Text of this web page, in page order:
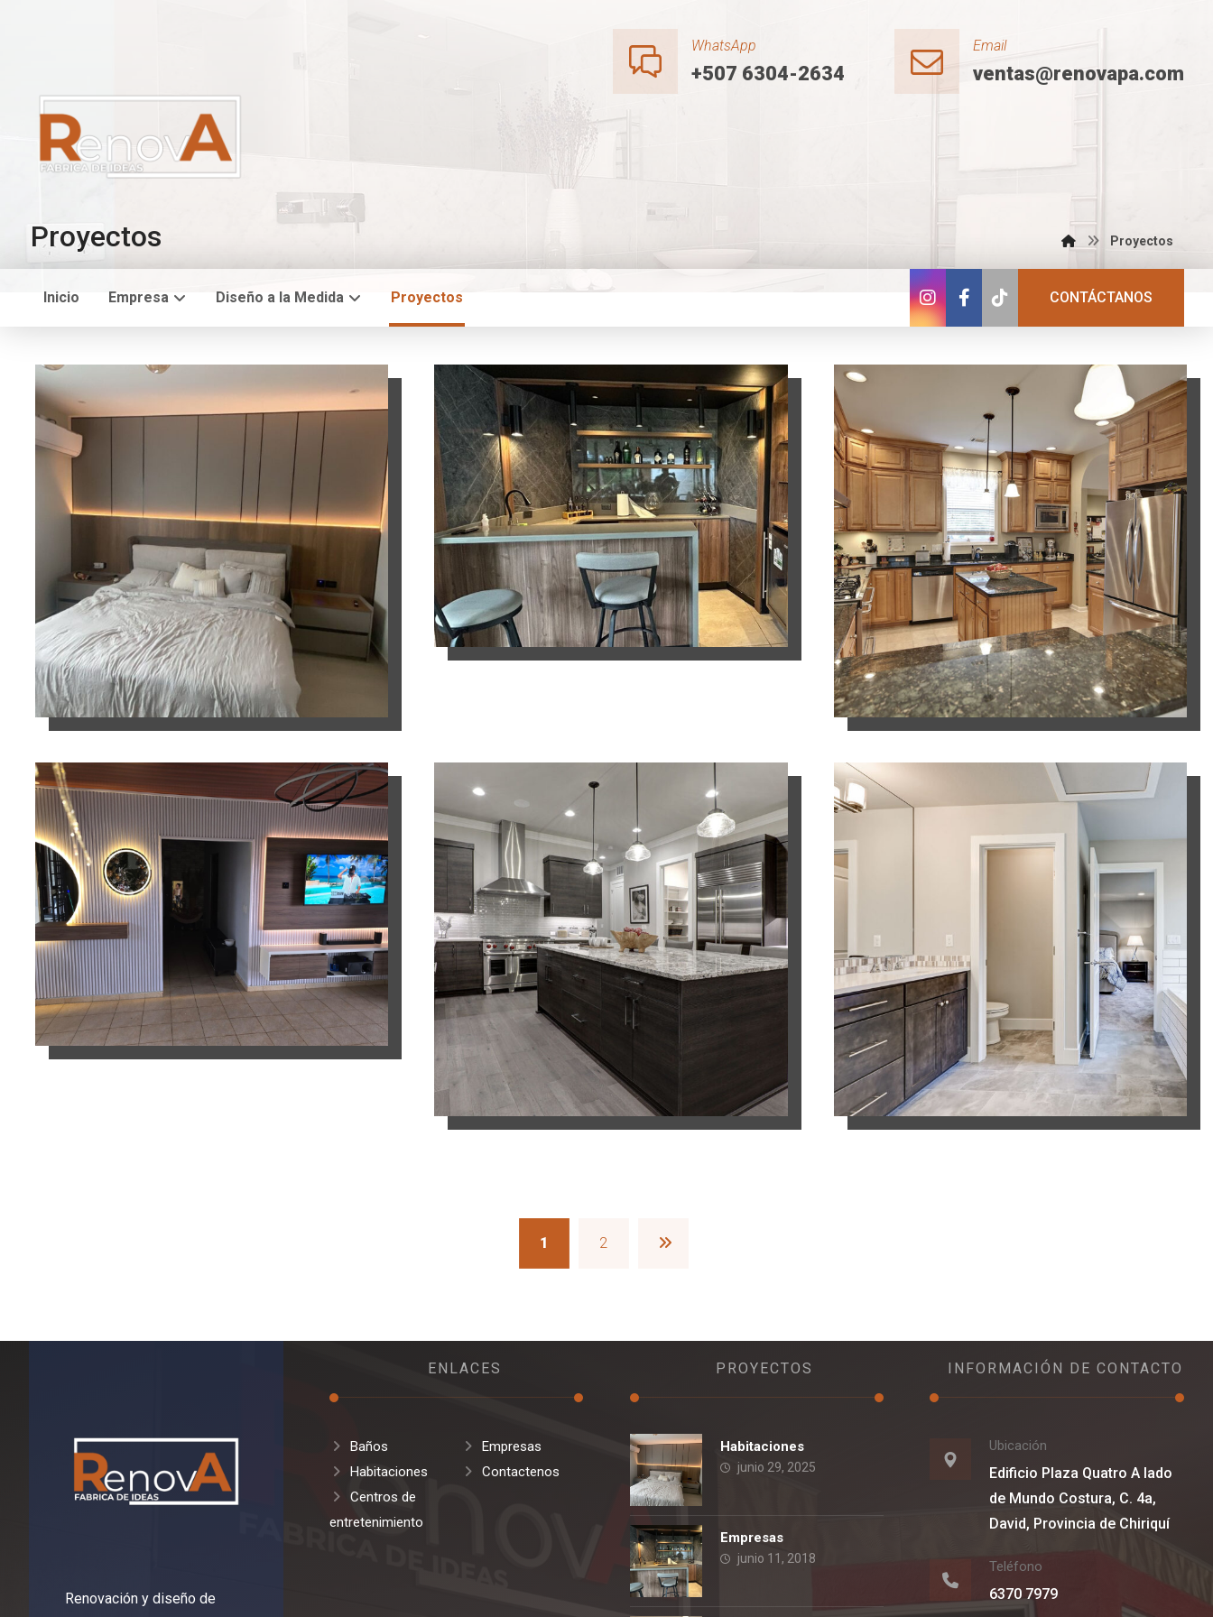
Email
ventas@renovapa.com
WhatsApp
+507 6304-2634
Inicio Empresa Diseño a la Medida Proyectos CONTÁCTANOS
Proyectos Proyectos
1 2
Renovación y diseño de
ENLACES
Baños
Empresas
Habitaciones
Contactenos
Centros de
entretenimiento
PROYECTOS
Habitaciones
junio 29, 2025
Empresas
junio 11, 2018
INFORMACIÓN DE CONTACTO
Ubicación
Edificio Plaza Quatro A lado
de Mundo Costura, C. 4a,
David, Provincia de Chiriquí
Teléfono
6370 7979